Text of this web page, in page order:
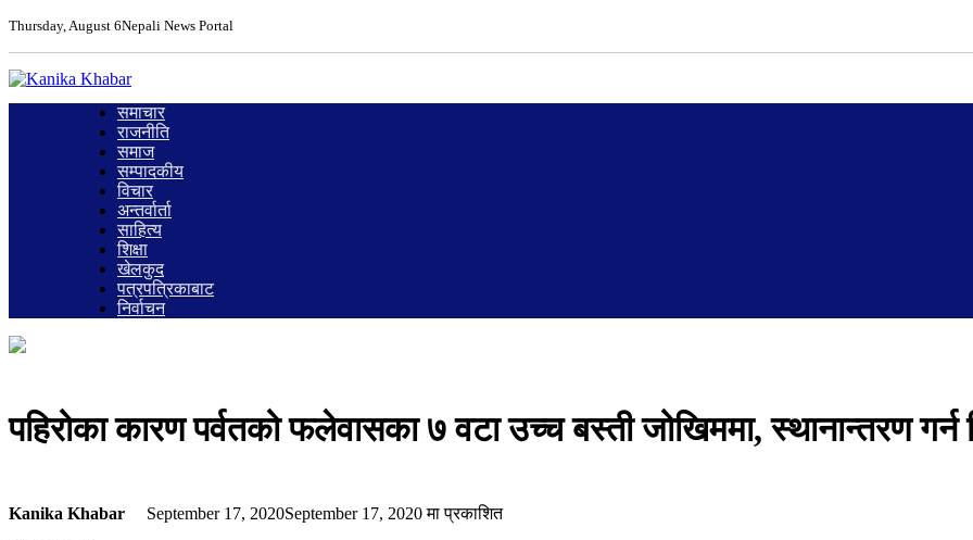
Thursday, August 6Nepali News Portal
समाचार
राजनीति
समाज
सम्पादकीय
विचार
अन्तर्वार्ता
साहित्य
शिक्षा
खेलकुद
पत्रपत्रिकाबाट
निर्वाचन
पहिरोका कारण पर्वतको फलेवासका ७ वटा उच्च बस्ती जोखिममा, स्थानान्तरण गर्न
Kanika Khabar September 17, 2020September 17, 2020मा प्रकाशित